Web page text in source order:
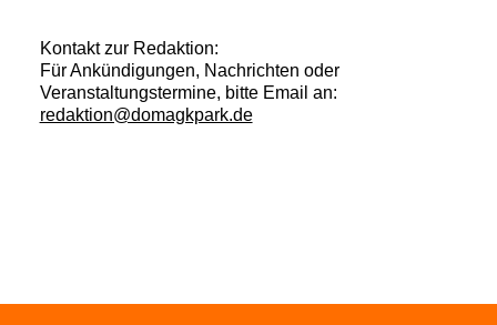
Kontakt zur Redaktion:
Für Ankündigungen, Nachrichten oder
Veranstaltungstermine, bitte Email an:
redaktion@domagkpark.de